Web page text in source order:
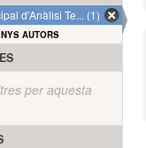
d'Anàlisi Te... (1)
AUTORS
per aquesta